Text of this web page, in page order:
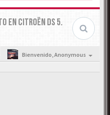
EN CITROËN DS 5.
Bienvenido,Anonymous